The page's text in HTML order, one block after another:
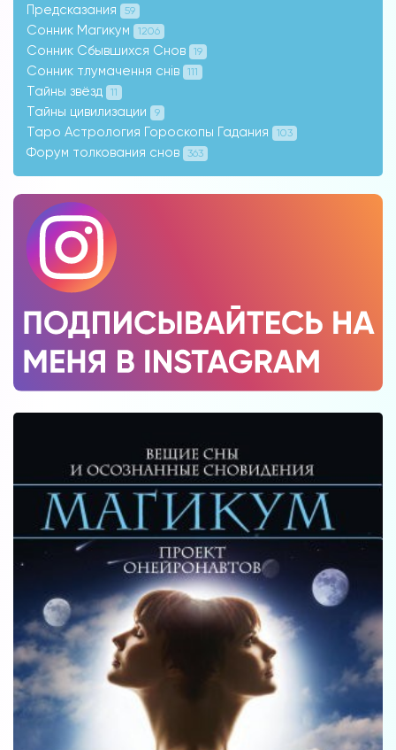
Предсказания 59
Сонник Магикум 1206
Сонник Сбывшихся Снов 19
Сонник тлумачення снів 111
Тайны звёзд 11
Тайны цивилизации 9
Таро Астрология Гороскопы Гадания 103
Форум толкования снов 363